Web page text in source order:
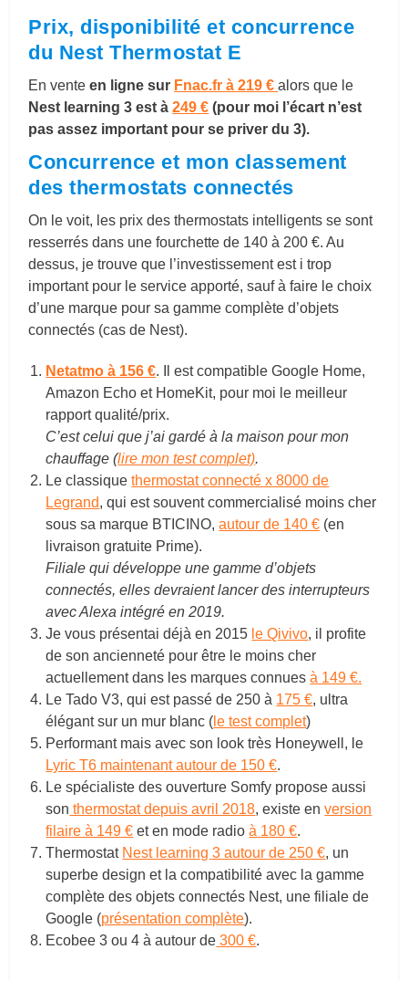
Prix, disponibilité et concurrence
du Nest Thermostat E
En venteen ligne sur Fnac.fr à 219 €alors que le
Nest learning 3 est à249 € (pour moi l’écart n’est
pas assez important pour se priver du 3).
Concurrence et mon classement
des thermostats connectés
On le voit, les prix des thermostats intelligents se sont
resserrés dans une fourchette de 140 à 200 €. Au
dessus, je trouve que l’investissement est i trop
important pour le service apporté, sauf à faire le choix
d’une marque pour sa gamme complète d’objets
connectés (cas de Nest).
Netatmo à 156 €. Il est compatible Google Home,
Amazon Echo et HomeKit, pour moi le meilleur
rapport qualité/prix.
C’est celui que j’ai gardé à la maison pour mon
chauffage (lire mon test complet).
Le classiquethermostat connecté x 8000 de
Legrand, qui est souvent commercialisé moins cher
sous sa marque BTICINO,autour de 140 € (en
livraison gratuite Prime).
Filiale qui développe une gamme d’objets
connectés, elles devraient lancer des interrupteurs
avec Alexa intégré en 2019.
Je vous présentai déjà en 2015 le Qivivo, il profite
de son ancienneté pour être le moins cher
actuellement dans les marques connuesà 149 €.
Le Tado V3, qui est passé de 250 à 175 €, ultra
élégant sur un mur blanc ( le test complet)
Performant mais avec son look très Honeywell, le
Lyric T6 maintenant autour de 150 €.
Le spécialiste des ouverture Somfy propose aussi
son thermostat depuis avril 2018, existe enversion
filaire à 149 € et en mode radioà 180 €.
Thermostat Nest learning 3 autour de 250 €, un
superbe design et la compatibilité avec la gamme
complète des objets connectés Nest, une filiale de
Google (présentation complète).
Ecobee 3 ou 4 à autour de 300 €.